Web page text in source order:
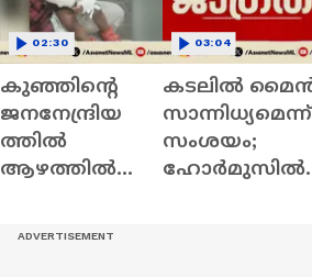
കുഞ്ഞിന്റെ
ജനനേന്ദ്രിയ
ത്തിൽ
ആഴത്തിൽ
02:30
കടലിൽ
സാന്നിധ്യമെന്ന്
സംശയം;
ഹോർമുസിൽ
03:04